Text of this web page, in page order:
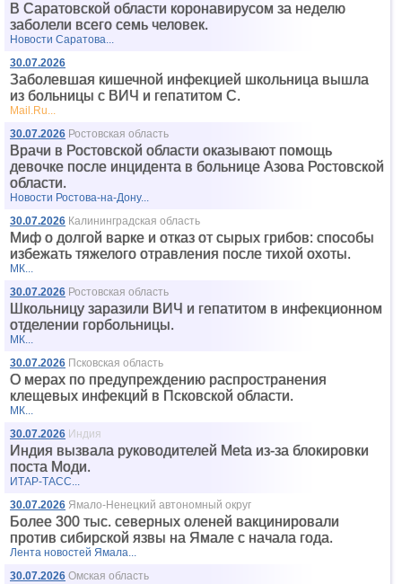
В Саратовской области коронавирусом за неделю
заболели всего семь человек.
Новости Саратова...
30.07.2026
Заболевшая кишечной инфекцией школьница вышла
из больницы с ВИЧ и гепатитом С.
Mail.Ru...
30.07.2026 Ростовская область
Врачи в Ростовской области оказывают помощь
девочке после инцидента в больнице Азова Ростовской
области.
Новости Ростова-на-Дону...
30.07.2026 Калининградская область
Миф о долгой варке и отказ от сырых грибов: способы
избежать тяжелого отравления после тихой охоты.
МК...
30.07.2026 Ростовская область
Школьницу заразили ВИЧ и гепатитом в инфекционном
отделении горбольницы.
МК...
30.07.2026 Псковская область
О мерах по предупреждению распространения
клещевых инфекций в Псковской области.
МК...
30.07.2026 Индия
Индия вызвала руководителей Meta из-за блокировки
поста Моди.
ИТАР-ТАСС...
30.07.2026 Ямало-Ненецкий автономный округ
Более 300 тыс. северных оленей вакцинировали
против сибирской язвы на Ямале с начала года.
Лента новостей Ямала...
30.07.2026 Омская область